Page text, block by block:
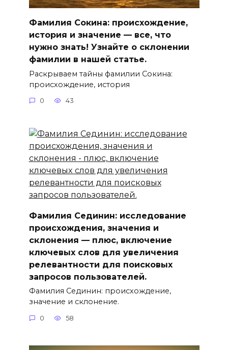
Фамилия Сокина: происхождение,
история и значение — все, что
нужно знать! Узнайте о склонении
фамилии в нашей статье.
Раскрываем тайны фамилии Сокина:
происхождение, история
0 43
Фамилия Сединин: исследование
происхождения, значения и
склонения — плюс, включение
ключевыx слов для увеличения
релевантности для поисковых
запросов пользователей.
Фамилия Сединин: происхождение,
значение и склонение.
0 58